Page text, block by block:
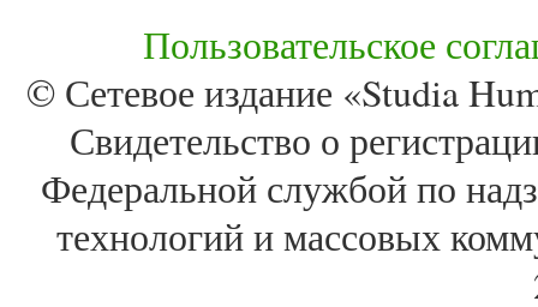
Пользовательское
© Сетевое издание «Studia
Свидетельство о
Федеральной службой по
технологий и массовых